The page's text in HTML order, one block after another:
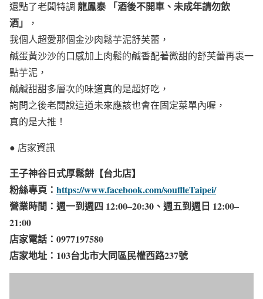
還點了老闆特調 龍鳳泰 「酒後不開車、未成年請勿飲
酒」
，
我個人超愛那個金沙肉鬆芋泥舒芙蕾，
鹹蛋黃沙沙的口感加上肉鬆的鹹香配著微甜的舒芙蕾再裹一
點芋泥，
鹹鹹甜甜多層次的味道真的是超好吃，
詢問之後老闆說這道未來應該也會在固定菜單內喔，
真的是大推！
● 店家資訊
王子神谷日式厚鬆餅【台北店】
粉絲專頁： https://www.facebook.com/souffleTaipei/
營業時間：週一到週四 12:00–20:30、週五到週日 12:00–
21:00
店家電話：0977197580
店家地址：103台北市大同區民權西路237號